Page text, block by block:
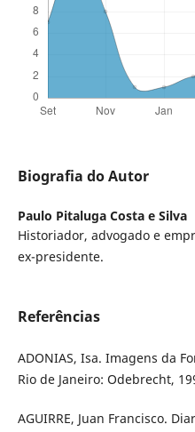
Biografia do Autor
Paulo Pitaluga Costa e Silva
Historiador, advogado e
ex-presidente.
Referências
ADONIAS, Isa. Imagens da
Rio de Janeiro: Odebrecht,
AGUIRRE, Juan Francisco.